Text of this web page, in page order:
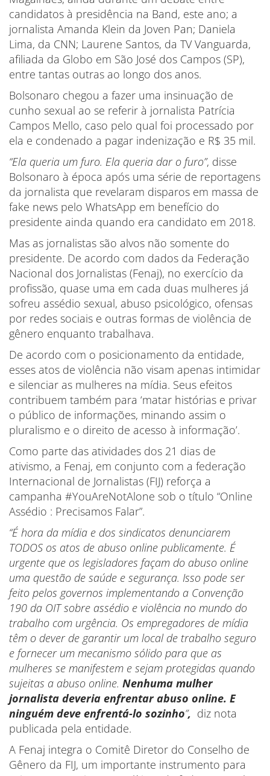
candidatos à presidência na Band, este ano; a
jornalista Amanda Klein da Joven Pan; Daniela
Lima, da CNN; Laurene Santos, da TV Vanguarda,
afiliada da Globo em São José dos Campos (SP),
entre tantas outras ao longo dos anos.
Bolsonaro chegou a fazer uma insinuação de
cunho sexual ao se referir à jornalista Patrícia
Campos Mello, caso pelo qual foi processado por
ela e condenado a pagar indenização e R$ 35 mil.
“Ela queria um furo. Ela queria dar o furo”, disse
Bolsonaro à época após uma série de reportagens
da jornalista que revelaram disparos em massa de
fake news pelo WhatsApp em benefício do
presidente ainda quando era candidato em 2018.
Mas as jornalistas são alvos não somente do
presidente. De acordo com dados da Federação
Nacional dos Jornalistas (Fenaj), no exercício da
profissão, quase uma em cada duas mulheres já
sofreu assédio sexual, abuso psicológico, ofensas
por redes sociais e outras formas de violência de
gênero enquanto trabalhava.
De acordo com o posicionamento da entidade,
esses atos de violência não visam apenas intimidar
e silenciar as mulheres na mídia. Seus efeitos
contribuem também para ‘matar histórias e privar
o público de informações, minando assim o
pluralismo e o direito de acesso à informação’.
Como parte das atividades dos 21 dias de
ativismo, a Fenaj, em conjunto com a federação
Internacional de Jornalistas (FIJ) reforça a
campanha #YouAreNotAlone sob o título “Online
Assédio : Precisamos Falar”.
“É hora da mídia e dos sindicatos denunciarem
TODOS os atos de abuso online publicamente. É
urgente que os legisladores façam do abuso online
uma questão de saúde e segurança. Isso pode ser
feito pelos governos implementando a Convenção
190 da OIT sobre assédio e violência no mundo do
trabalho com urgência. Os empregadores de mídia
têm o dever de garantir um local de trabalho seguro
e fornecer um mecanismo sólido para que as
mulheres se manifestem e sejam protegidas quando
sujeitas a abuso online. Nenhuma mulher
jornalista deveria enfrentar abuso online. E
ninguém deve enfrentá-lo sozinho”, diz nota
publicada pela entidade.
A Fenaj integra o Comitê Diretor do Conselho de
Gênero da FIJ, um importante instrumento para